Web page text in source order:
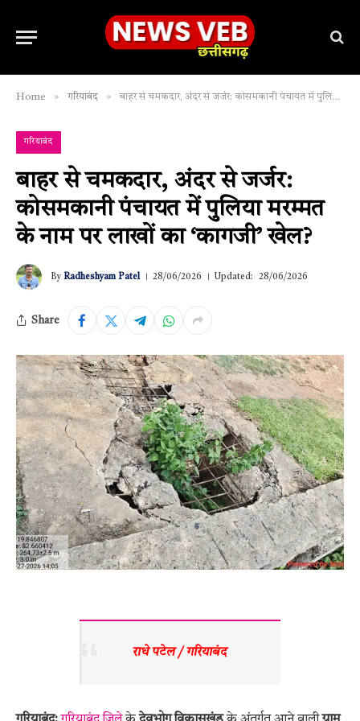
Home » गरियाबंद » बाहर से चमकदार, अंदर से जर्जर: कोसमकानी पंचायत में पुलिया मरम्मत के नाम पर लाखों का ‘कागजी’ खेल?
गरियाबंद
बाहर से चमकदार, अंदर से जर्जर:
कोसमकानी पंचायत में पुलिया मरम्मत
के नाम पर लाखों का ‘कागजी’ खेल?
By Radheshyam Patel 28/06/2026 Updated: 28/06/2026
Share
राधे पटेल / गरियाबंद